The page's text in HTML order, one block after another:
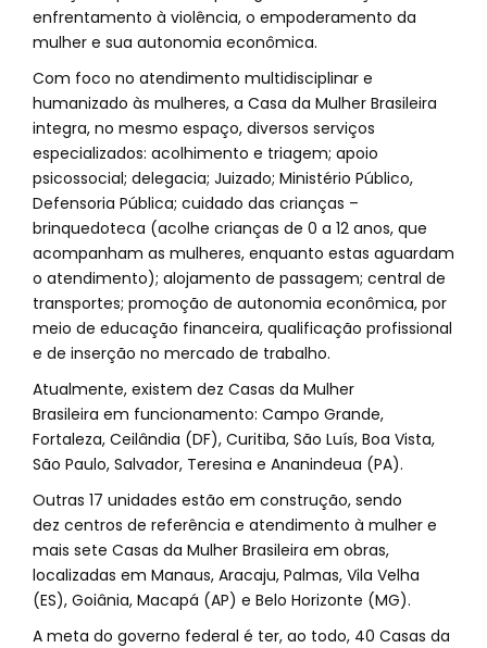
enfrentamento à violência, o empoderamento da
mulher e sua autonomia econômica.
Com foco no atendimento multidisciplinar e
humanizado às mulheres, a Casa da Mulher Brasileira
integra, no mesmo espaço, diversos serviços
especializados: acolhimento e triagem; apoio
psicossocial; delegacia; Juizado; Ministério Público,
Defensoria Pública; cuidado das crianças –
brinquedoteca (acolhe crianças de 0 a 12 anos, que
acompanham as mulheres, enquanto estas aguardam
o atendimento); alojamento de passagem; central de
transportes; promoção de autonomia econômica, por
meio de educação financeira, qualificação profissional
e de inserção no mercado de trabalho.
Atualmente, existem dez Casas da Mulher
Brasileira em funcionamento: Campo Grande,
Fortaleza, Ceilândia (DF), Curitiba, São Luís, Boa Vista,
São Paulo, Salvador, Teresina e Ananindeua (PA).
Outras 17 unidades estão em construção, sendo
dez centros de referência e atendimento à mulher e
mais sete Casas da Mulher Brasileira em obras,
localizadas em Manaus, Aracaju, Palmas, Vila Velha
(ES), Goiânia, Macapá (AP) e Belo Horizonte (MG).
A meta do governo federal é ter, ao todo, 40 Casas da